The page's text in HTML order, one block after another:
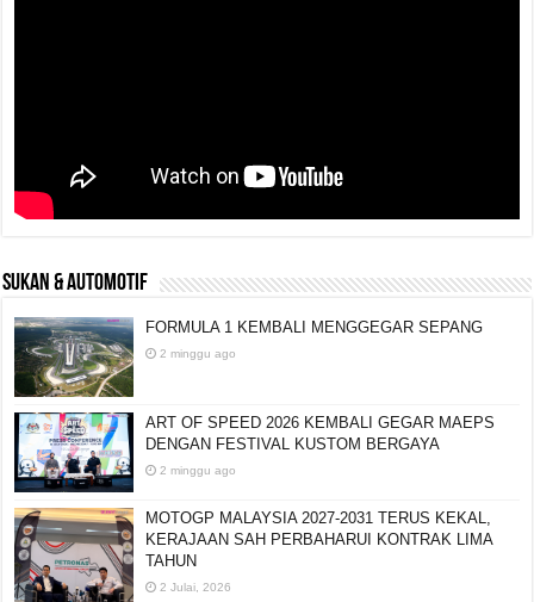
SUKAN & AUTOMOTIF
FORMULA 1 KEMBALI MENGGEGAR SEPANG
2 minggu ago
ART OF SPEED 2026 KEMBALI GEGAR MAEPS
DENGAN FESTIVAL KUSTOM BERGAYA
2 minggu ago
MOTOGP MALAYSIA 2027-2031 TERUS KEKAL,
KERAJAAN SAH PERBAHARUI KONTRAK LIMA
TAHUN
2 Julai, 2026